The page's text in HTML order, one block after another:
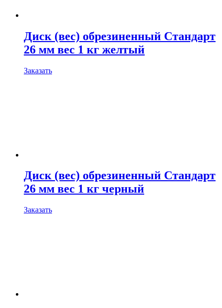
Диск (вес) обрезиненный Стандарт
26 мм вес 1 кг желтый
Заказать
Диск (вес) обрезиненный Стандарт
26 мм вес 1 кг черный
Заказать